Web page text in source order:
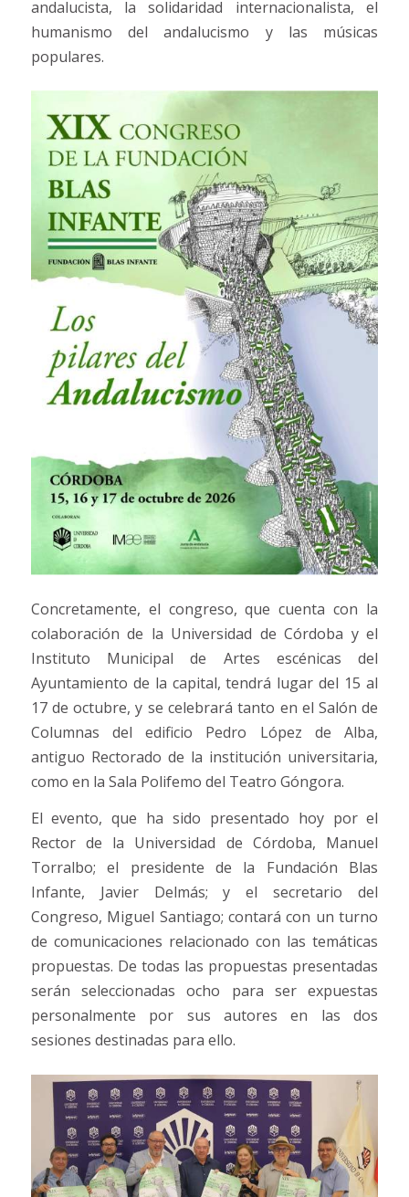
andalucista, la solidaridad internacionalista, el
humanismo del andalucismo y las músicas
populares.
Concretamente, el congreso, que cuenta con la
colaboración de la Universidad de Córdoba y el
Instituto Municipal de Artes escénicas del
Ayuntamiento de la capital, tendrá lugar del 15 al
17 de octubre, y se celebrará tanto en el Salón de
Columnas del edificio Pedro López de Alba,
antiguo Rectorado de la institución universitaria,
como en la Sala Polifemo del Teatro Góngora.
El evento, que ha sido presentado hoy por el
Rector de la Universidad de Córdoba, Manuel
Torralbo; el presidente de la Fundación Blas
Infante, Javier Delmás; y el secretario del
Congreso, Miguel Santiago; contará con un turno
de comunicaciones relacionado con las temáticas
propuestas. De todas las propuestas presentadas
serán seleccionadas ocho para ser expuestas
personalmente por sus autores en las dos
sesiones destinadas para ello.